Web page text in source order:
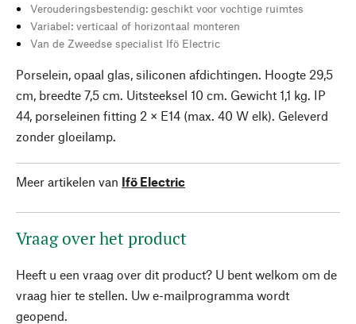
Verouderingsbestendig: geschikt voor vochtige ruimtes
Variabel: verticaal of horizontaal monteren
Van de Zweedse specialist Ifö Electric
Porselein, opaal glas, siliconen afdichtingen. Hoogte 29,5
cm, breedte 7,5 cm. Uitsteeksel 10 cm. Gewicht 1,1 kg. IP
44, porseleinen fitting 2 × E14 (max. 40 W elk). Geleverd
zonder gloeilamp.
Meer artikelen van Ifö Electric
Vraag over het product
Heeft u een vraag over dit product? U bent welkom om de
vraag hier te stellen. Uw e-mailprogramma wordt
geopend.